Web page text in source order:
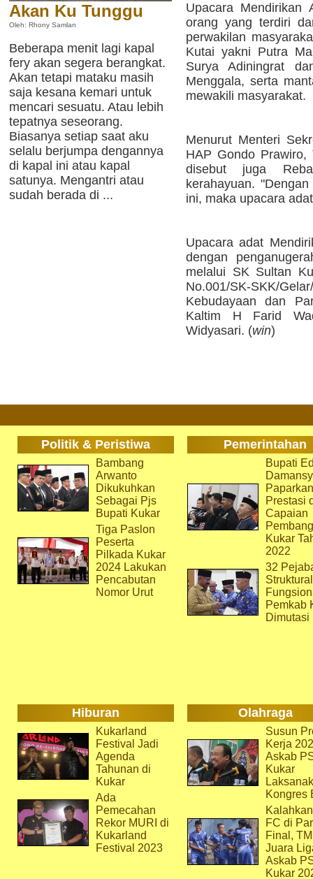
Akan Ku Tunggu
Oleh: Rhony Samlan
Beberapa menit lagi kapal
fery akan segera berangkat.
Akan tetapi mataku masih
saja kesana kemari untuk
mencari sesuatu. Atau lebih
tepatnya seseorang.
Biasanya setiap saat aku
selalu berjumpa dengannya
di kapal ini atau kapal
satunya. Mengantri atau
sudah berada di ...
Upacara
orang yang terdiri
perwakilan
Kutai yakni Putra
Surya Adiningrat
Menggala, serta
mewakili masyarakat.
Menurut Menteri
HAP Gondo
disebut juga
kerahayuan.
ini, maka upacara
Upacara adat
dengan
melalui SK Sultan
No.001/SK-SKK/
Kebudayaan dan
Kaltim H Farid
Widyasari. (win)
Politik & Peristiwa Pemerintahan
Bambang
Arwanto
Dikukuhkan
Sebagai Pjs
Bupati Kukar
Tiga Paslon
Peserta
Pilkada Kukar
2024 Lakukan
Pencabutan
Nomor Urut
Bupati
Paparkan
Prestasi
Capaian
Kukar
2022
32
Pemkab
Dimutasi
Hiburan Olahraga
Kukarland
Festival Jadi
Agenda
Tahunan di
Kukar
Ada
Pemecahan
Rekor MURI di
Kukarland
Festival 2023
Susun
Kerja
Askab
Kukar
Kongres
FC di
Final,
Juara
Askab
Kukar